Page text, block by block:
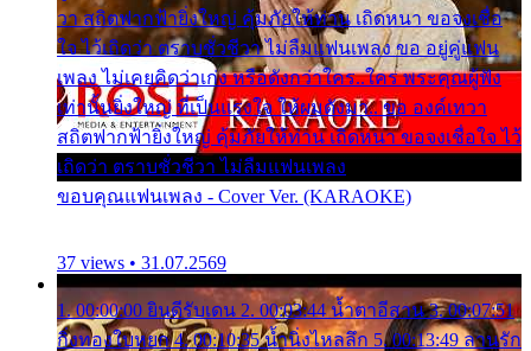
วา สถิตฟากฟ้ายิ่งใหญ่ คุ้มภัยให้ท่าน เถิดหนา ขอจงเชื่อ
ใจ ไว้เถิดว่า ตราบชั่วชีวา ไม่ลืมแฟนเพลง ขอ อยู่คู่แฟน
เพลง ไม่เคยคิดว่าเก่ง หรือดังกว่าใคร..ใคร พระคุณผู้ฟัง
เท่านั้นยิ่งใหญ่ ที่เป็นแรงใจ ให้ผมดังมา.. ขอ องค์เทวา
สถิตฟากฟ้ายิ่งใหญ่ คุ้มภัยให้ท่าน เถิดหนา ขอจงเชื่อใจ ไว้
เถิดว่า ตราบชั่วชีวา ไม่ลืมแฟนเพลง
ขอบคุณแฟนเพลง - Cover Ver. (KARAOKE)
37 views • 31.07.2569
1. 00:00:00 ยินดีรับเดน 2. 00:03:44 น้ำตาอีสาน 3. 00:07:51
กิ่งทองใบหยก 4. 00:10:35 น้ำนิ่งไหลลึก 5. 00:13:49 ลานรัก